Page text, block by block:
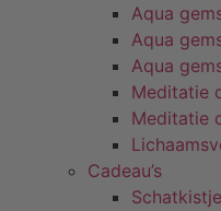
Aqua
Aqua
Aqua
Meditatie
Meditatie
Cadeau’s